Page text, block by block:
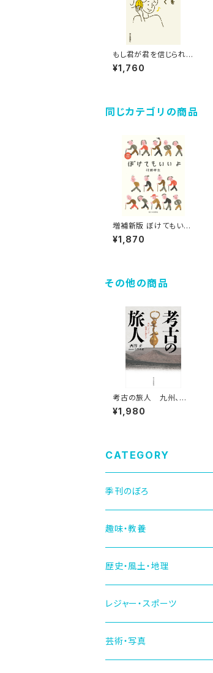
もし君が君を信じられ
なくなっても 不登校
生徒が集まる音楽学校
¥1,760
同じカテゴリの商品
増補新版 ぼけてもいい
よ
¥1,870
その他の商品
考古の旅人 九州、ア
ジア、時空を超えて
¥1,980
CATEGORY
季刊のぼろ
趣味・教養
歴史・風土・地理
レジャー・スポーツ
芸術・写真